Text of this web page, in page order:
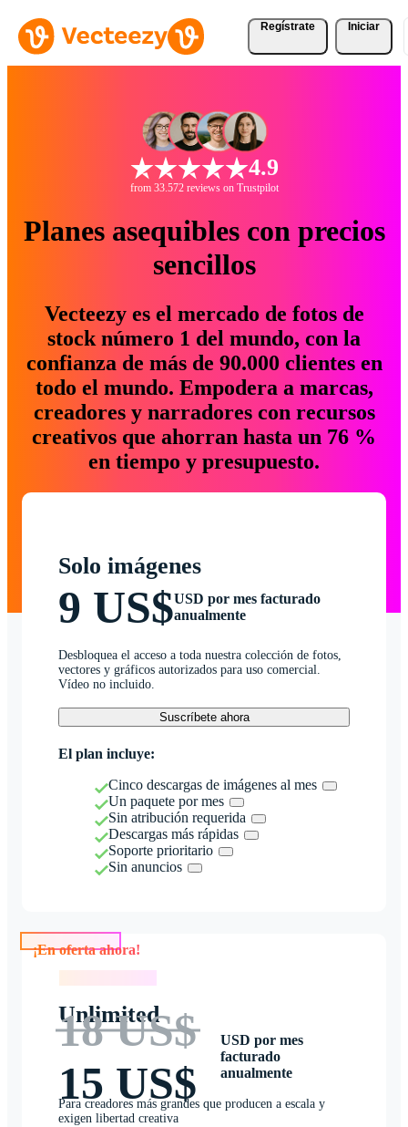
Regístrate Iniciar
4.9
from 33.572 reviews on Trustpilot
Planes asequibles con precios
sencillos
Vecteezy es el mercado de fotos de
stock número 1 del mundo, con la
confianza de más de 90.000 clientes en
todo el mundo. Empodera a marcas,
creadores y narradores con recursos
creativos que ahorran hasta un 76 %
en tiempo y presupuesto.
Solo imágenes
9 US$USD por mes facturado
anualmente
Desbloquea el acceso a toda nuestra colección de fotos,
vectores y gráficos autorizados para uso comercial.
Vídeo no incluido.
Suscríbete ahora
El plan incluye:
Cinco descargas de imágenes al mes
Un paquete por mes
Sin atribución requerida
Descargas más rápidas
Soporte prioritario
Sin anuncios
Unlimited
18 US$
15 US$
USD por mes
facturado
anualmente
Para creadores más grandes que producen a escala y
exigen libertad creativa